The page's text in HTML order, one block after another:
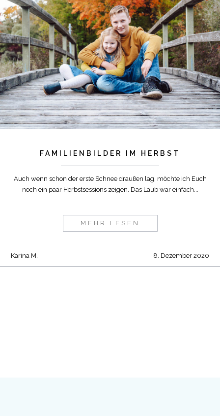
FAMILIENBILDER IM HERBST
Auch wenn schon der erste Schnee draußen lag, möchte ich Euch
noch ein paar Herbstsessions zeigen. Das Laub war einfach...
MEHR LESEN
Karina M. 8. Dezember 2020